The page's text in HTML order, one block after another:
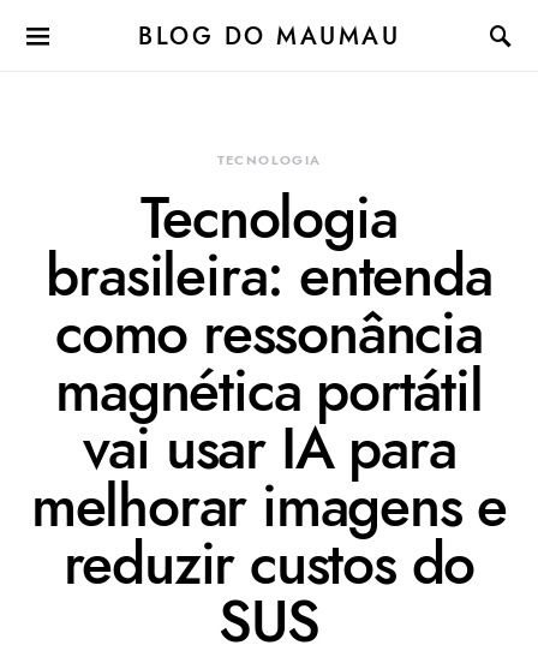
BLOG DO MAUMAU
TECNOLOGIA
Tecnologia
brasileira: entenda
como ressonância
magnética portátil
vai usar IA para
melhorar imagens e
reduzir custos do
SUS